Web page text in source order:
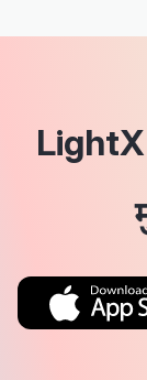
LightX